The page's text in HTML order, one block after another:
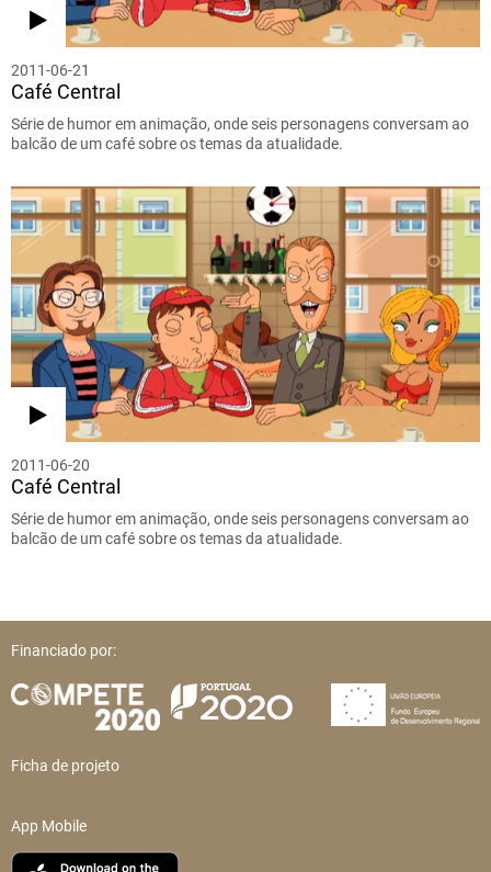
2011-06-21
Café Central
Série de humor em animação, onde seis personagens conversam ao
balcão de um café sobre os temas da atualidade.
2011-06-20
Café Central
Série de humor em animação, onde seis personagens conversam ao
balcão de um café sobre os temas da atualidade.
Financiado por:
Ficha de projeto
App Mobile